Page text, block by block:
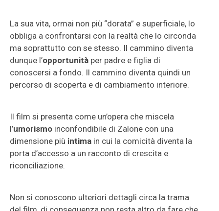
La sua vita, ormai non più “dorata” e superficiale, lo
obbliga a confrontarsi con la realtà che lo circonda
ma soprattutto con se stesso. Il cammino diventa
dunque l’opportunità per padre e figlia di
conoscersi a fondo. Il cammino diventa quindi un
percorso di scoperta e di cambiamento interiore.
Il film si presenta come un’opera che miscela
l’umorismo inconfondibile di Zalone con una
dimensione più intima in cui la comicità diventa la
porta d’accesso a un racconto di crescita e
riconciliazione.
Non si conoscono ulteriori dettagli circa la trama